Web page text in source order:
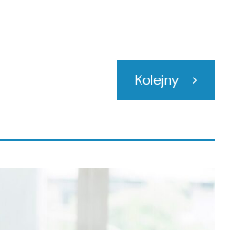
Kolejny